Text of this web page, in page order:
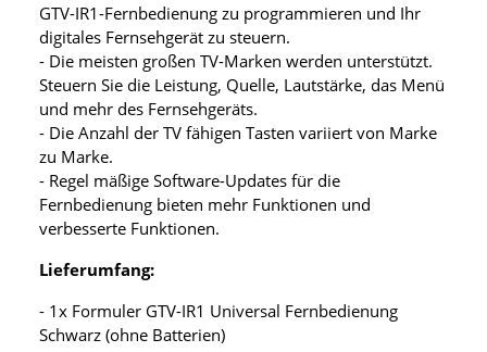
GTV-IR1-Fernbedienung zu programmieren und Ihr
digitales Fernsehgerät zu steuern.
- Die meisten großen TV-Marken werden unterstützt.
Steuern Sie die Leistung, Quelle, Lautstärke, das Menü
und mehr des Fernsehgeräts.
- Die Anzahl der TV fähigen Tasten variiert von Marke
zu Marke.
- Regel mäßige Software-Updates für die
Fernbedienung bieten mehr Funktionen und
verbesserte Funktionen.
Lieferumfang:
- 1x Formuler GTV-IR1 Universal Fernbedienung
Schwarz (ohne Batterien)